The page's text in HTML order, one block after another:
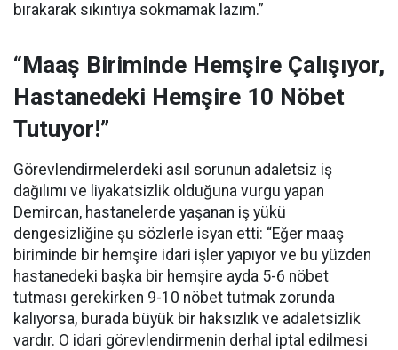
bırakarak sıkıntıya sokmamak lazım.”
“Maaş Biriminde Hemşire Çalışıyor,
Hastanedeki Hemşire 10 Nöbet
Tutuyor!”
Görevlendirmelerdeki asıl sorunun adaletsiz iş
dağılımı ve liyakatsizlik olduğuna vurgu yapan
Demircan, hastanelerde yaşanan iş yükü
dengesizliğine şu sözlerle isyan etti: “Eğer maaş
biriminde bir hemşire idari işler yapıyor ve bu yüzden
hastanedeki başka bir hemşire ayda 5-6 nöbet
tutması gerekirken 9-10 nöbet tutmak zorunda
kalıyorsa, burada büyük bir haksızlık ve adaletsizlik
vardır. O idari görevlendirmenin derhal iptal edilmesi